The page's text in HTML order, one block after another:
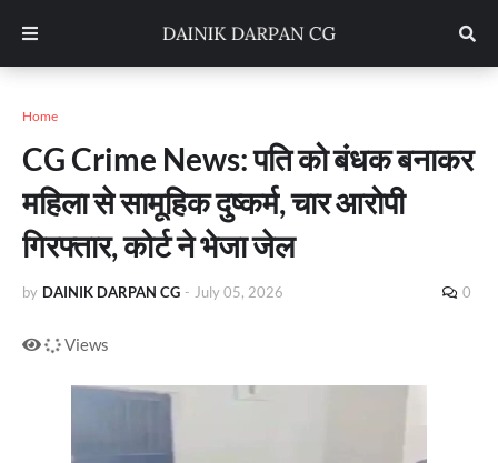
Home
CG Crime News: पति को बंधक बनाकर
महिला से सामूहिक दुष्कर्म, चार आरोपी
गिरफ्तार, कोर्ट ने भेजा जेल
by DAINIK DARPAN CG - July 05, 2026 0
Views